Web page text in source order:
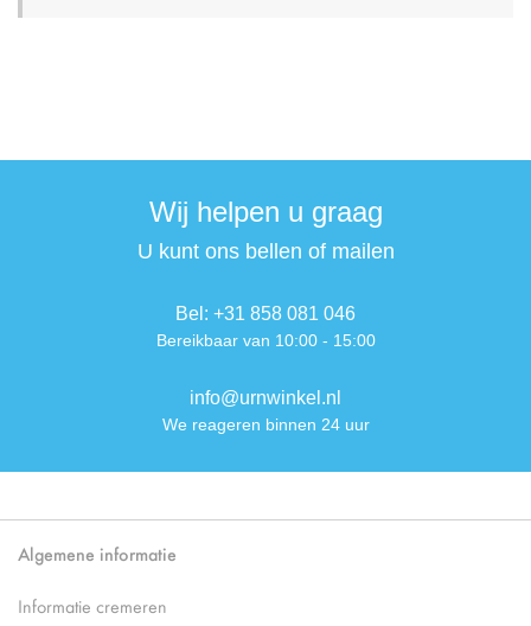
Wij helpen u graag
U kunt ons bellen of mailen
Bel: +31 858 081 046
Bereikbaar van 10:00 - 15:00
info@urnwinkel.nl
We reageren binnen 24 uur
Algemene informatie
Informatie cremeren